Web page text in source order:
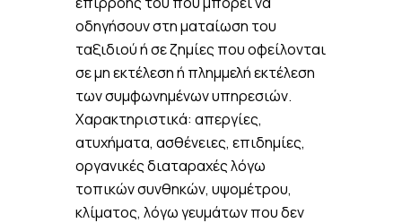
οδηγήσουν στη ματαίωση του
ταξιδιού ή σε ζημίες που οφείλονται
σε μη εκτέλεση ή πλημμελή εκτέλεση
των συμφωνημένων υπηρεσιών.
Χαρακτηριστικά: απεργίες,
ατυχήματα, ασθένειες, επιδημίες,
οργανικές διαταραχές λόγω
τοπικών συνθηκών, υψομέτρου,
κλίματος, λόγω γευμάτων που δεν